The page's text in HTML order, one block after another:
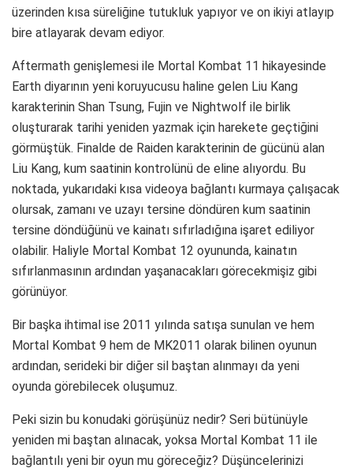
üzerinden kısa süreliğine tutukluk yapıyor ve on ikiyi atlayıp
bire atlayarak devam ediyor.
Aftermath genişlemesi ile Mortal Kombat 11 hikayesinde
Earth diyarının yeni koruyucusu haline gelen Liu Kang
karakterinin Shan Tsung, Fujin ve Nightwolf ile birlik
oluşturarak tarihi yeniden yazmak için harekete geçtiğini
görmüştük. Finalde de Raiden karakterinin de gücünü alan
Liu Kang, kum saatinin kontrolünü de eline alıyordu. Bu
noktada, yukarıdaki kısa videoya bağlantı kurmaya çalışacak
olursak, zamanı ve uzayı tersine döndüren kum saatinin
tersine döndüğünü ve kainatı sıfırladığına işaret ediliyor
olabilir. Haliyle Mortal Kombat 12 oyununda, kainatın
sıfırlanmasının ardından yaşanacakları görecekmişiz gibi
görünüyor.
Bir başka ihtimal ise 2011 yılında satışa sunulan ve hem
Mortal Kombat 9 hem de MK2011 olarak bilinen oyunun
ardından, serideki bir diğer sil baştan alınmayı da yeni
oyunda görebilecek oluşumuz.
Peki sizin bu konudaki görüşünüz nedir? Seri bütünüyle
yeniden mi baştan alınacak, yoksa Mortal Kombat 11 ile
bağlantılı yeni bir oyun mu göreceğiz? Düşüncelerinizi